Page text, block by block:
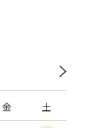
金 土